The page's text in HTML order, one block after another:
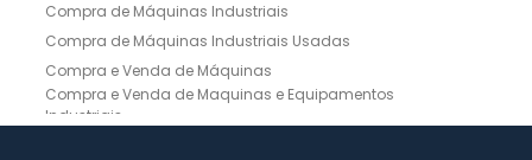
Compra de Máquinas Industriais
Compra de Máquinas Industriais Usadas
Compra e Venda de Máquinas
Compra e Venda de Maquinas e Equipamentos
Industriais